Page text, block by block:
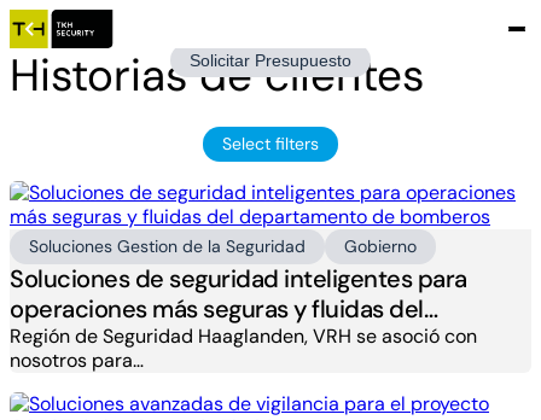
Historias de clientes
Select filters
Soluciones Gestion de la Seguridad Gobierno
Soluciones de seguridad inteligentes para
operaciones más seguras y fluidas del
departamento de bomberos
Región de Seguridad Haaglanden, VRH se asoció con
nosotros para…
Solicitar Presupuesto